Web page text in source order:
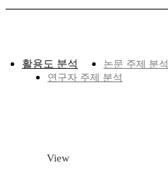
활용도 분석
논문 주제 분석
연구자 주제 분석
View